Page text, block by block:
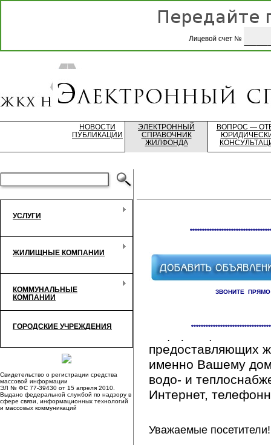
НОВОСТИ
ПУБЛИКАЦИИ
ЭЛЕКТРОННЫЙ
СПРАВОЧНИК
ЖИЛФОНДА
ВОПРОС —
УСЛУГИ
ЖИЛИЩНЫЕ КОМПАНИИ
КОММУНАЛЬНЫЕ
КОМПАНИИ
ГОРОДСКИЕ УЧРЕЖДЕНИЯ
Свидетельство о регистрации средства
массовой информации
ЭЛ № ФС 77-39430 от 15 апреля 2010.
Выдано федеральной службой по надзору в
сфере связи, информационных технологий
и массовых коммуникаций
ЗВОНИТЕ
предоставляющих
именно Вашему
водо- и
Интернет,
Уважаемые посетители!